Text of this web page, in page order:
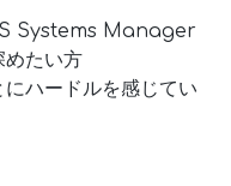
Systems Manager
めたい方
にハードルを感じてい